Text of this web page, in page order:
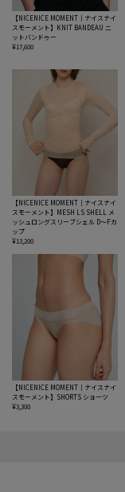
【NICENICE MOMENT｜ナイスナイ
スモーメント】KNIT BANDEAU ニ
ットバンドゥー
¥17,600
【NICENICE MOMENT｜ナイスナイ
スモーメント】MESH LS SHELL メ
ッシュロングスリーブシェル D〜Fカ
ップ
¥13,200
【NICENICE MOMENT｜ナイスナイ
スモーメント】SHORTS ショーツ
¥3,300